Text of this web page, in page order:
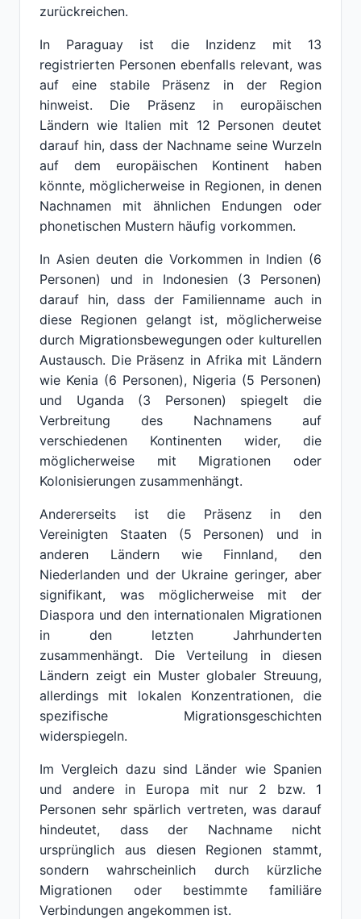
zurückreichen.
In Paraguay ist die Inzidenz mit 13
registrierten Personen ebenfalls relevant, was
auf eine stabile Präsenz in der Region
hinweist. Die Präsenz in europäischen
Ländern wie Italien mit 12 Personen deutet
darauf hin, dass der Nachname seine Wurzeln
auf dem europäischen Kontinent haben
könnte, möglicherweise in Regionen, in denen
Nachnamen mit ähnlichen Endungen oder
phonetischen Mustern häufig vorkommen.
In Asien deuten die Vorkommen in Indien (6
Personen) und in Indonesien (3 Personen)
darauf hin, dass der Familienname auch in
diese Regionen gelangt ist, möglicherweise
durch Migrationsbewegungen oder kulturellen
Austausch. Die Präsenz in Afrika mit Ländern
wie Kenia (6 Personen), Nigeria (5 Personen)
und Uganda (3 Personen) spiegelt die
Verbreitung des Nachnamens auf
verschiedenen Kontinenten wider, die
möglicherweise mit Migrationen oder
Kolonisierungen zusammenhängt.
Andererseits ist die Präsenz in den
Vereinigten Staaten (5 Personen) und in
anderen Ländern wie Finnland, den
Niederlanden und der Ukraine geringer, aber
signifikant, was möglicherweise mit der
Diaspora und den internationalen Migrationen
in den letzten Jahrhunderten
zusammenhängt. Die Verteilung in diesen
Ländern zeigt ein Muster globaler Streuung,
allerdings mit lokalen Konzentrationen, die
spezifische Migrationsgeschichten
widerspiegeln.
Im Vergleich dazu sind Länder wie Spanien
und andere in Europa mit nur 2 bzw. 1
Personen sehr spärlich vertreten, was darauf
hindeutet, dass der Nachname nicht
ursprünglich aus diesen Regionen stammt,
sondern wahrscheinlich durch kürzliche
Migrationen oder bestimmte familiäre
Verbindungen angekommen ist.